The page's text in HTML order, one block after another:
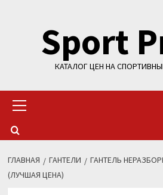
содержимомуSport
КАТАЛОГ ЦЕН НА
меню
ГЛАВНАЯ ГАНТЕЛИ
ГАНТЕЛЬ
(ЛУЧШАЯ ЦЕНА)